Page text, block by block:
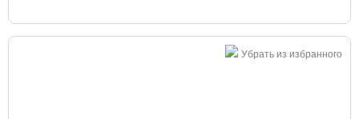
Убрать из избранного